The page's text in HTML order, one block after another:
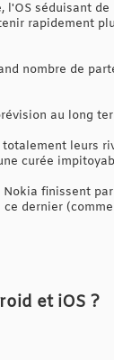
séduisant
rapidement
nombre de
au long
leurs
curée
finissent
dernier
et iOS ?